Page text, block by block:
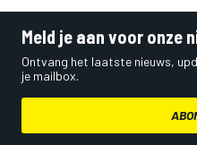
Meld je aan voor onze
Ontvang het laatste nieuws,
je mailbox.